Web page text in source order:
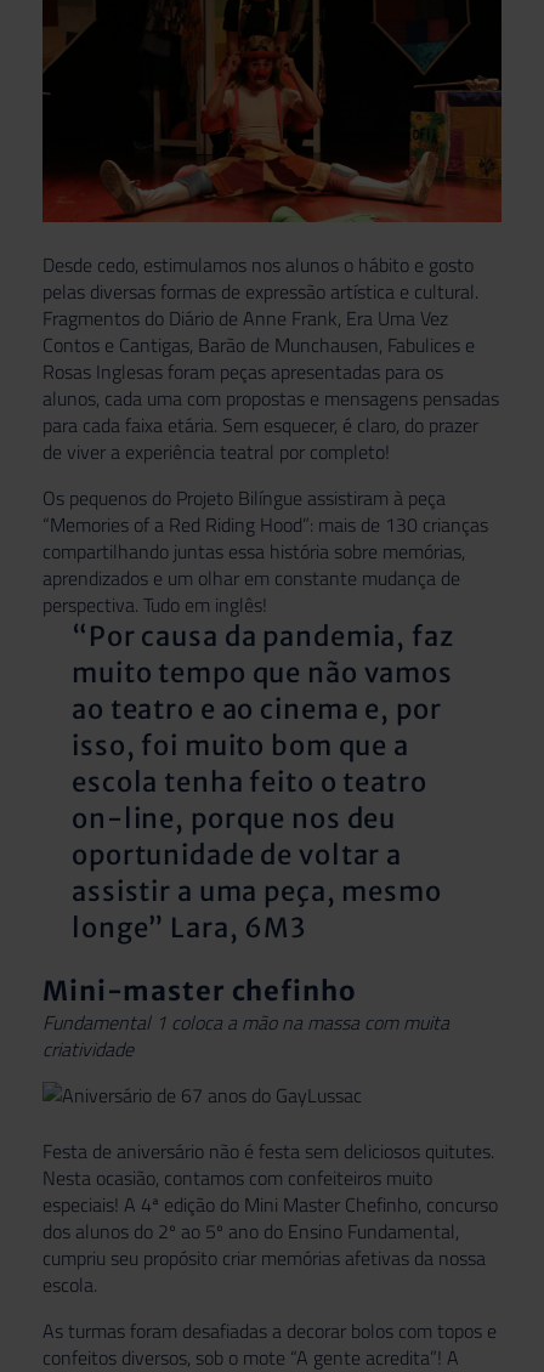
Desde cedo, estimulamos nos alunos o hábito e gosto
pelas diversas formas de expressão artística e cultural.
Fragmentos do Diário de Anne Frank, Era Uma Vez
Contos e Cantigas, Barão de Munchausen, Fabulices e
Rosas Inglesas foram peças apresentadas para os
alunos, cada uma com propostas e mensagens pensadas
para cada faixa etária. Sem esquecer, é claro, do prazer
de viver a experiência teatral por completo!
Os pequenos do Projeto Bilíngue assistiram à peça
“Memories of a Red Riding Hood”: mais de 130 crianças
compartilhando juntas essa história sobre memórias,
aprendizados e um olhar em constante mudança de
perspectiva. Tudo em inglês!
“Por causa da pandemia, faz
muito tempo que não vamos
ao teatro e ao cinema e, por
isso, foi muito bom que a
escola tenha feito o teatro
on-line, porque nos deu
oportunidade de voltar a
assistir a uma peça, mesmo
longe” Lara, 6M3
Mini-master chefinho
Fundamental 1 coloca a mão na massa com muita
criatividade
Festa de aniversário não é festa sem deliciosos quitutes.
Nesta ocasião, contamos com confeiteiros muito
especiais! A 4ª edição do Mini Master Chefinho, concurso
dos alunos do 2º ao 5º ano do Ensino Fundamental,
cumpriu seu propósito criar memórias afetivas da nossa
escola.
As turmas foram desafiadas a decorar bolos com topos e
confeitos diversos, sob o mote “A gente acredita”! A